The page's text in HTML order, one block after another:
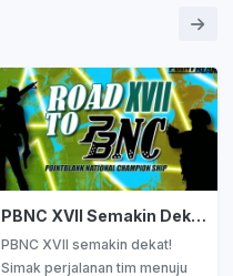
PBNC XVII Semakin Dekat, Ini Perjalanan Tim Menuju Panggung Tertinggi Point Blank Indonesia
PBNC XVII semakin dekat!
Simak perjalanan tim menuju